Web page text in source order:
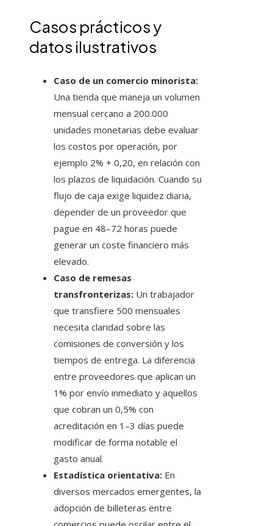
Casos prácticos y
datos ilustrativos
Caso de un comercio minorista:
Una tienda que maneja un volumen
mensual cercano a 200.000
unidades monetarias debe evaluar
los costos por operación, por
ejemplo 2% + 0,20, en relación con
los plazos de liquidación. Cuando su
flujo de caja exige liquidez diaria,
depender de un proveedor que
pague en 48–72 horas puede
generar un coste financiero más
elevado.
Caso de remesas
transfronterizas: Un trabajador
que transfiere 500 mensuales
necesita claridad sobre las
comisiones de conversión y los
tiempos de entrega. La diferencia
entre proveedores que aplican un
1% por envío inmediato y aquellos
que cobran un 0,5% con
acreditación en 1–3 días puede
modificar de forma notable el
gasto anual.
Estadística orientativa: En
diversos mercados emergentes, la
adopción de billeteras entre